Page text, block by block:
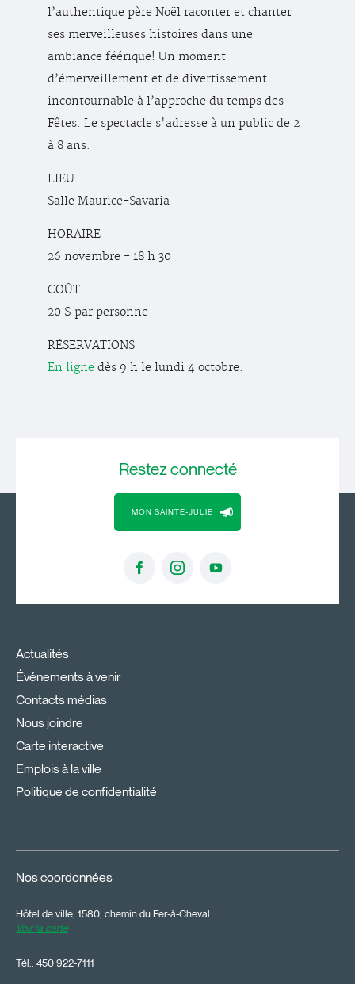
l’authentique père Noël raconter et chanter
ses merveilleuses histoires dans une
ambiance féérique! Un moment
d’émerveillement et de divertissement
incontournable à l’approche du temps des
Fêtes. Le spectacle s'adresse à un public de 2
à 8 ans.
LIEU
Salle Maurice-Savaria
HORAIRE
26 novembre - 18 h 30
COÛT
20 $ par personne
RÉSERVATIONS
En ligne dès 9 h le lundi 4 octobre.
Restezconnecté
MON SAINTE-JULIE
Actualités
Événements à venir
Contacts médias
Nous joindre
Carte interactive
Emplois à la ville
Politique de confidentialité
Nos coordonnées
Hôtel de ville, 1580, chemin du Fer-à-Cheval
Voir la carte
Tél.: 450 922-7111